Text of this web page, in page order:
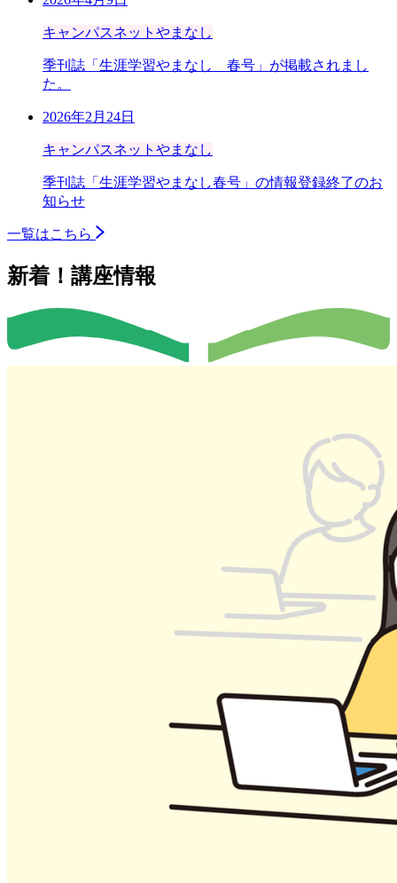
キャンパスネットやまなし
季刊誌「生涯学習やまなし 春号」が掲載されまし
た。
2026年2月24日
キャンパスネットやまなし
季刊誌「生涯学習やまなし春号」の情報登録終了のお
知らせ
一覧はこちら
新着！講座情報